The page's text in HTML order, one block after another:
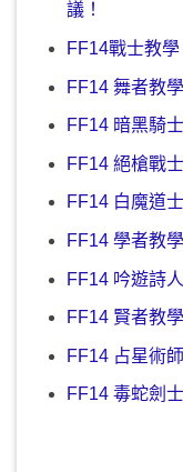
議！
FF14戰士教學
FF14 舞者教學
FF14 暗黑騎
FF14 絕槍戰
FF14 白魔道
FF14 學者教學
FF14 吟遊詩
FF14 賢者教學
FF14 占星術
FF14 毒蛇劍士